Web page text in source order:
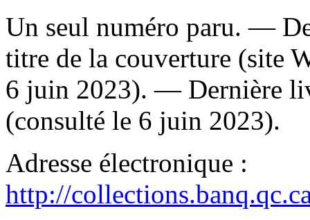
Un seul numéro paru. —
titre de la couverture (site
6 juin 2023). — Dernière
(consulté le 6 juin 2023).
Adresse électronique :
http://